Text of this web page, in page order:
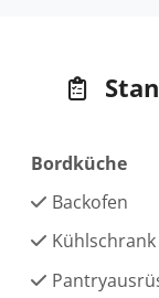
Bordküche
Backofen
Kühlschrank